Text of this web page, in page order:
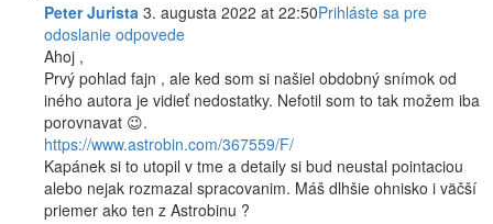
Peter Jurista 3. augusta 2022 at 22:50Prihláste sa pre
odoslanie odpovede
Ahoj ,
Prvý pohlad fajn , ale ked som si našiel obdobný snímok od
iného autora je vidieť nedostatky. Nefotil som to tak možem iba
porovnavat 😉.
https://www.astrobin.com/367559/F/
Kapánek si to utopil v tme a detaily si bud neustal pointaciou
alebo nejak rozmazal spracovanim. Máš dlhšie ohnisko i väčší
priemer ako ten z Astrobinu ?